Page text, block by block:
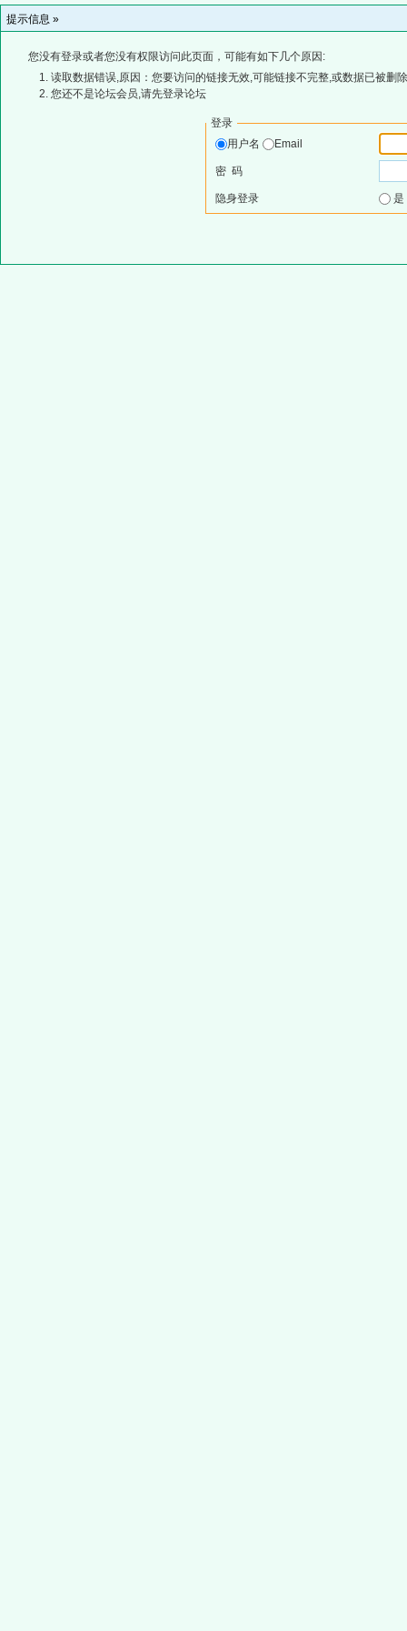
提示信息 »
您没有登录或者您没有权限访问此页面，可能有如下几个原因:
读取数据错误,原因：您要访问的链接无效,可能链接不完整,或数据已被删
您还不是论坛会员,请先登录论坛
登录
用户名
Email
密 码
隐身登录